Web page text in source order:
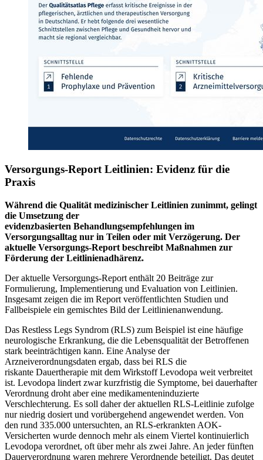
Versorgungs-Report Leitlinien: Evidenz für die
Praxis
Während die Qualität medizinischer Leitlinien zunimmt, gelingt
die Umsetzung der
evidenzbasierten Behandlungsempfehlungen im
Versorgungsalltag nur in Teilen oder mit Verzögerung. Der
aktuelle Versorgungs-Report beschreibt Maßnahmen zur
Förderung der Leitlinienadhärenz.
Der aktuelle Versorgungs-Report enthält 20 Beiträge zur
Formulierung, Implementierung und Evaluation von Leitlinien.
Insgesamt zeigen die im Report veröffentlichten Studien und
Fallbeispiele ein gemischtes Bild der Leitlinienanwendung.
Das Restless Legs Syndrom (RLS) zum Beispiel ist eine häufige
neurologische Erkrankung, die die Lebensqualität der Betroffenen
stark beeinträchtigen kann. Eine Analyse der
Arzneiverordnungsdaten ergab, dass bei RLS die
riskante Dauertherapie mit dem Wirkstoff Levodopa weit verbreitet
ist. Levodopa lindert zwar kurzfristig die Symptome, bei dauerhafter
Verordnung droht aber eine medikamenteninduzierte
Verschlechterung. Es soll daher der aktuellen RLS-Leitlinie zufolge
nur niedrig dosiert und vorübergehend angewendet werden. Von
den rund 335.000 untersuchten, an RLS-erkrankten AOK-
Versicherten wurde dennoch mehr als einem Viertel kontinuierlich
Levodopa verordnet, oft über mehr als zwei Jahre. An jeder fünften
Dauerverordnung waren mehrere Verordnende beteiligt. Das deutet